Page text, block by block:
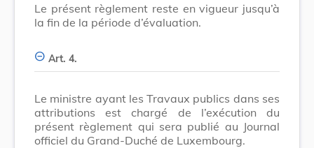
Le présent règlement reste en vigueur jusqu’à
la fin de la période d’évaluation.
Art. 4.
Le ministre ayant les Travaux publics dans ses
attributions est chargé de l’exécution du
présent règlement qui sera publié au Journal
officiel du Grand-Duché de Luxembourg.